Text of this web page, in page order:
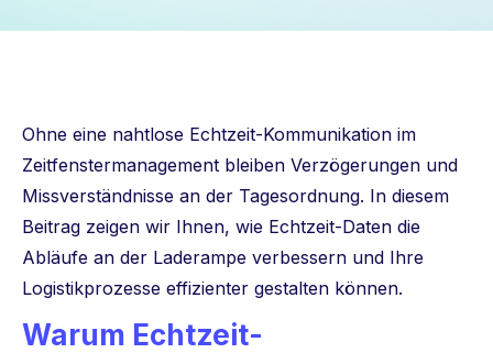
Ohne eine nahtlose Echtzeit-Kommunikation im
Zeitfenstermanagement bleiben Verzögerungen und
Missverständnisse an der Tagesordnung. In diesem
Beitrag zeigen wir Ihnen, wie Echtzeit-Daten die
Abläufe an der Laderampe verbessern und Ihre
Logistikprozesse effizienter gestalten können.
Warum Echtzeit-